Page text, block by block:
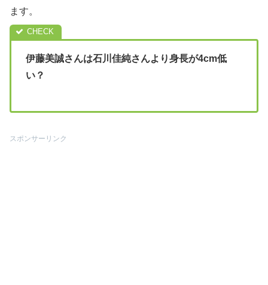
ます。
伊藤美誠さんは石川佳純さんより身長が4cm低
い？
スポンサーリンク